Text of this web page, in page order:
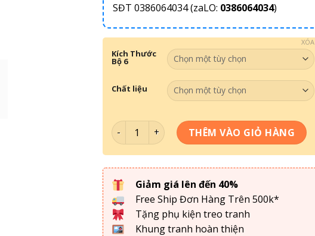
SĐT 0386064034 (zaLO: 0386064034)
Kích Thước
Bộ 6
Chất liệu
XÓA
Tranh Tối Giản - Tranh Decor DC6-013 số lượng
THÊM VÀO GIỎ HÀNG
Giảm giá lên đến 40%
Free Ship Đơn Hàng Trên 500k*
Tặng phụ kiện treo tranh
Khung tranh hoàn thiện